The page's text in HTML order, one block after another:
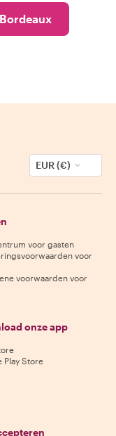
EUR (€)
voor gasten
voor
voorwaarden voor
onze app
Play Store